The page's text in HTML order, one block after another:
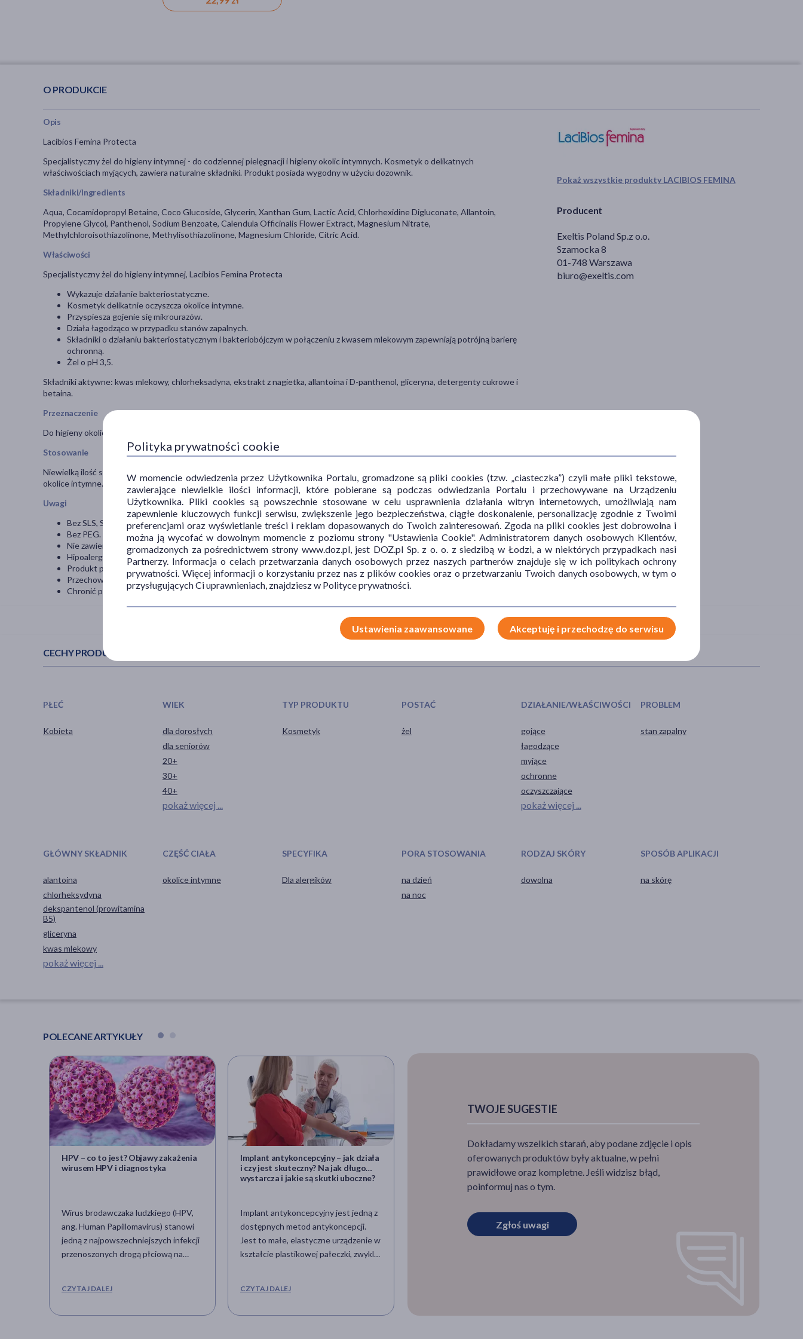
O PRODUKCIE
Pokaż wszystkie produkty LACIBIOS FEMINA
Producent
Exeltis Poland Sp.z o.o.
Szamocka 8
01-748 Warszawa
biuro@exeltis.com
Opis
Lacibios Femina Protecta
Specjalistyczny żel do higieny intymnej - do codziennej pielęgnacji i higieny okolic intymnych. Kosmetyk o delikatnych
właściwościach myjących, zawiera naturalne składniki. Produkt posiada wygodny w użyciu dozownik.
Składniki/Ingredients
Aqua, Cocamidopropyl Betaine, Coco Glucoside, Glycerin, Xanthan Gum, Lactic Acid, Chlorhexidine Digluconate, Allantoin,
Propylene Glycol, Panthenol, Sodium Benzoate, Calendula Officinalis Flower Extract, Magnesium Nitrate,
Methylchloroisothiazolinone, Methylisothiazolinone, Magnesium Chloride, Citric Acid.
Właściwości
Specjalistyczny żel do higieny intymnej, Lacibios Femina Protecta
Wykazuje działanie bakteriostatyczne.
Kosmetyk delikatnie oczyszcza okolice intymne.
Przyspiesza gojenie się mikrourazów.
Działa łagodząco w przypadku stanów zapalnych.
Składniki o działaniu bakteriostatycznym i bakteriobójczym w połączeniu z kwasem mlekowym zapewniają potrójną barierę
ochronną.
Żel o pH 3,5.
Składniki aktywne: kwas mlekowy, chlorheksadyna, ekstrakt z nagietka, allantoina i D-panthenol, gliceryna, detergenty cukrowe i
betaina.
Przeznaczenie
Do higieny okolic intymnych.
Stosowanie
Niewielką ilość specjalistycznego żelu do higieny intymnej, Lacibios Femina Protecta
nanieść na dłoń, rozcieńczyć z wodą i umyć
okolice intymne. Następnie spłukać. Stosować codziennie w zależności od potrzeb.
Uwagi
Bez SLS, SLES.
Bez PEG.
Nie zawiera parabenów oraz innych substancji drażniących.
Hipoalergiczny.
Produkt przebadany pod kontrolą dermatologa i ginekologa.
Przechowywać w temperaturze pokojowej (15-25°C) w oryginalnym opakowaniu.
Chronić przed słońcem.
CECHY PRODUKTU
PŁEĆ
Kobieta
WIEK
dla dorosłych
dla seniorów
20+
30+
40+
pokaż więcej ...
TYP PRODUKTU
Kosmetyk
POSTAĆ
żel
DZIAŁANIE/WŁAŚCIWOŚCI
gojące
łagodzące
myjące
ochronne
oczyszczające
pokaż więcej ...
PROBLEM
stan zapalny
GŁÓWNY SKŁADNIK
alantoina
chlorheksydyna
dekspantenol (prowitamina
B5)
gliceryna
kwas mlekowy
pokaż więcej ...
CZĘŚĆ CIAŁA
okolice intymne
SPECYFIKA
Dla alergików
PORA STOSOWANIA
na dzień
na noc
RODZAJ SKÓRY
dowolna
SPOSÓB APLIKACJI
na skórę
POLECANE ARTYKUŁY
HPV – co to jest? Objawy zakażenia
wirusem HPV i diagnostyka
Wirus brodawczaka ludzkiego (HPV,
ang. Human Papillomavirus) stanowi
jedną z najpowszechniejszych infekcji
przenoszonych drogą płciową na
doświadczy zakażenia HPV
CZYTAJ DALEJ
Implant antykoncepcyjny – jak działa
i czy jest skuteczny? Na jak długo
wystarcza i jakie są skutki uboczne?
Implant antykoncepcyjny jest jedną z
dostępnych metod antykoncepcji.
Jest to małe, elastyczne urządzenie w
kształcie plastikowej pałeczki, zwykle
ramienia. Najpopularniejszym
CZYTAJ DALEJ
Endometrioza – przyczyny, objawy i
Endometrioza to jedna z najbardziej
tajemniczych i jednocześnie
TWOJE SUGESTIE
Dokładamy wszelkich starań, aby podane zdjęcie i opis
oferowanych produktów były aktualne, w pełni
prawidłowe oraz kompletne. Jeśli widzisz błąd,
poinformuj nas o tym.
Zgłoś uwagi
Polityka prywatności cookie
W momencie odwiedzenia przez Użytkownika Portalu, gromadzone są pliki cookies (tzw. „ciasteczka”) czyli małe pliki tekstowe,
zawierające niewielkie ilości informacji, które pobierane są podczas odwiedzania Portalu i przechowywane na Urządzeniu
Użytkownika. Pliki cookies są powszechnie stosowane w celu usprawnienia działania witryn internetowych, umożliwiają nam
zapewnienie kluczowych funkcji serwisu, zwiększenie jego bezpieczeństwa, ciągłe doskonalenie, personalizację zgodnie z Twoimi
preferencjami oraz wyświetlanie treści i reklam dopasowanych do Twoich zainteresowań. Zgoda na pliki cookies jest dobrowolna i
można ją wycofać w dowolnym momencie z poziomu strony "Ustawienia Cookie". Administratorem danych osobowych Klientów,
gromadzonych za pośrednictwem strony www.doz.pl, jest DOZ.pl Sp. z o. o. z siedzibą w Łodzi, a w niektórych przypadkach nasi
Partnerzy. Informacja o celach przetwarzania danych osobowych przez naszych partnerów znajduje się w ich politykach ochrony
prywatności. Więcej informacji o korzystaniu przez nas z plików cookies oraz o przetwarzaniu Twoich danych osobowych, w tym o
przysługujących Ci uprawnieniach, znajdziesz w Polityce prywatności.
Ustawienia zaawansowane Akceptuję i przechodzę do serwisu